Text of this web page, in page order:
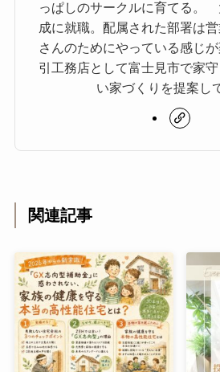
っぱしのサークルに育てる。
成に就職。配属された部署は
さんのためにやっている感じ
引工務店として富士見市で家
い家づくりを提案し
関連記事